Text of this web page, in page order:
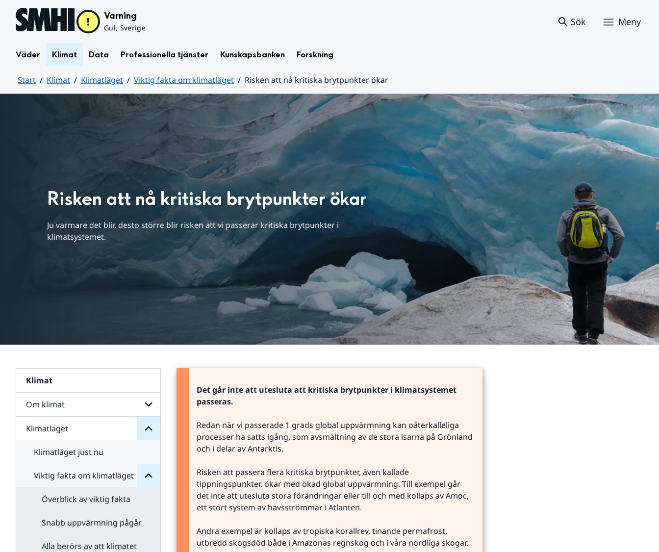
Hoppa till sidans innehåll Varning
Gul, Sverige
Sök Meny
Väder Klimat Data Professionella tjänster Kunskapsbanken Forskning
Start Klimat Klimatläget Viktig fakta om klimatläget
Risken att nå kritiska brytpunkter ökar
Risken att nå kritiska brytpunkter ökar
Ju varmare det blir, desto större blir risken att vi passerar kritiska brytpunkter i
klimatsystemet.
Klimat
Om klimat
Undersidor
Klimatläget
Undersidor
för
Klimatläget just nu
Viktig fakta om klimatläget
Viktig
fakta
om
klimatläget
Överblick av viktig fakta
Snabb uppvärmning pågår
Alla berörs av att klimatet
Det går inte att utesluta att kritiska brytpunkter i klimatsystemet
passeras.
Redan när vi passerade 1 grads global uppvärmning kan oåterkalleliga
processer ha satts igång, som avsmältning av de stora isarna på Grönland
och i delar av Antarktis.
Risken att passera flera kritiska brytpunkter, även kallade
tippningspunkter, ökar med ökad global uppvärmning. Till exempel går
det inte att utesluta stora förändringar eller till och med kollaps av Amoc,
ett stort system av havsströmmar i Atlanten.
Andra exempel är kollaps av tropiska korallrev, tinande permafrost,
utbredd skogsdöd både i Amazonas regnskog och i våra nordliga skogar.